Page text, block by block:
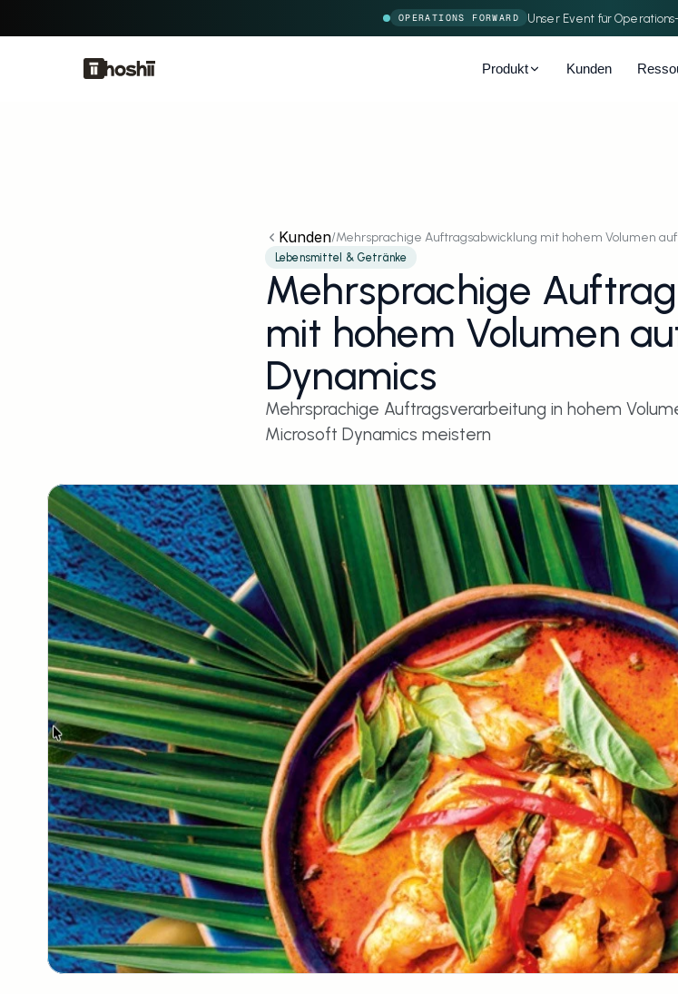
OPERATIONS FORWARD Unser Event für
Produkt Kunden
Kunden/Mehrsprachige Auftragsabwicklung mit hohem Volumen
Lebensmittel & Getränke
Mehrsprachige
mit hohem Volumen
Dynamics
Mehrsprachige Auftragsverarbeitung in hohem
Microsoft Dynamics meistern